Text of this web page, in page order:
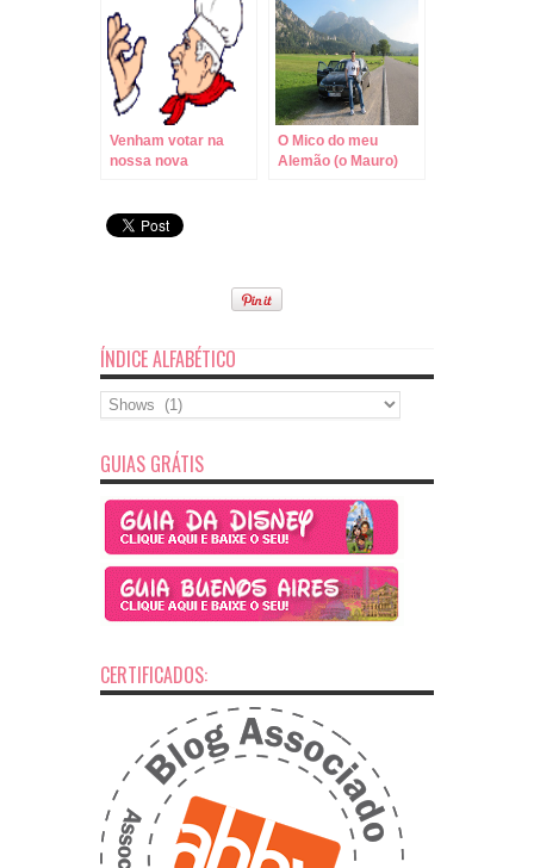
Venham votar na
nossa nova
O Mico do meu
Alemão (o Mauro)
ÍNDICE ALFABÉTICO
Índice
Alfabético
GUIAS GRÁTIS
CERTIFICADOS: